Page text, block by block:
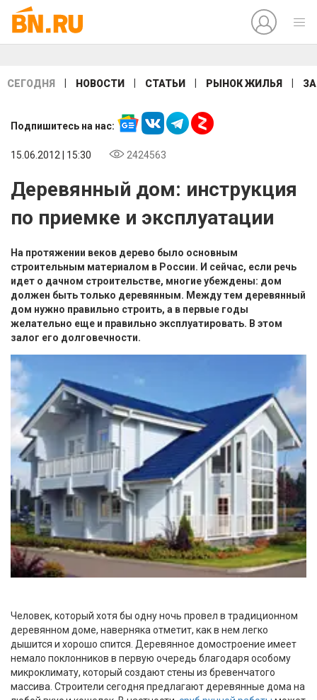
СЕГОДНЯ НОВОСТИ СТАТЬИ РЫНОК ЖИЛЬЯ
Подпишитесь на нас:
15.06.2012 | 15:30 2424563
Деревянный дом: инструкция
по приемке и эксплуатации
На протяжении веков дерево было основным
строительным материалом в России. И сейчас, если речь
идет о дачном строительстве, многие убеждены: дом
должен быть только деревянным. Между тем деревянный
дом нужно правильно строить, а в первые годы
желательно еще и правильно эксплуатировать. В этом
залог его долговечности.
Человек, который хотя бы одну ночь провел в традиционном
деревянном доме, наверняка отметит, как в нем легко
дышится и хорошо спится. Деревянное домостроение имеет
немало поклонников в первую очередь благодаря особому
микроклимату, который создают стены из бревенчатого
массива. Строители сегодня предлагают деревянные дома на